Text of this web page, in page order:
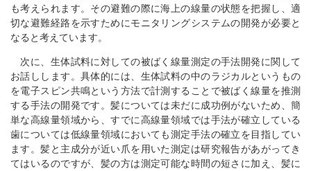
も考えられます。その避難の際に海上の線量の状態を把握し、適
切な避難経路を示すためにモニタリングシステムの開発が必要と
なると考えています。
次に、生体試料に対しての被ばく線量測定の手法開発に関して
お話しします。具体的には、生体試料の中のラジカルというもの
を電子スピン共鳴という方法で計測することで被ばく線量を推測
する手法の開発です。髪については未だに成功例がないため、簡
単な高線量領域から、すでに高線量領域では手法が確立している
歯については低線量領域においても測定手法の確立を目指してい
ます。髪と主成分が近い爪を用いた測定は研究報告があがってき
てはいるのですが、髪の方は測定可能な時間の短さに加え、髪に